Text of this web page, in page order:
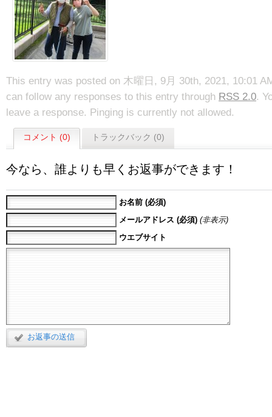
This entry was posted on 木曜日, 9月 30th, 2021, 10:01
can follow any responses to this entry through RSS 2.0.
leave a response. Pinging is currently not allowed.
コメント (0) トラックバック (0)
今なら、誰よりも早くお返事ができます！
お名前 (必須)
メールアドレス (必須) (非表示)
ウエブサイト
お返事の送信